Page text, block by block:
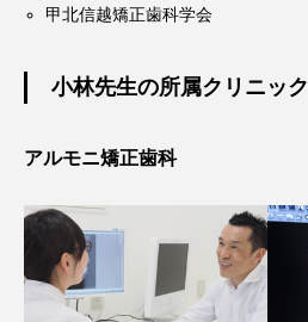
甲北信越矯正歯科学会
小林先生の所属クリニック
アルモニ矯正歯科